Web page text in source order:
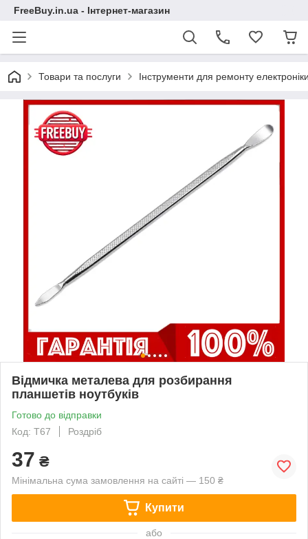
FreeBuy.in.ua - Інтернет-магазин
Товари та послуги Інструменти для ремонту
Відмичка металева для розбирання
планшетів ноутбуків
Готово до відправки
Код: Т67
Роздріб
37 ₴
Мінімальна сума замовлення на сайті — 150 ₴
Купити
або